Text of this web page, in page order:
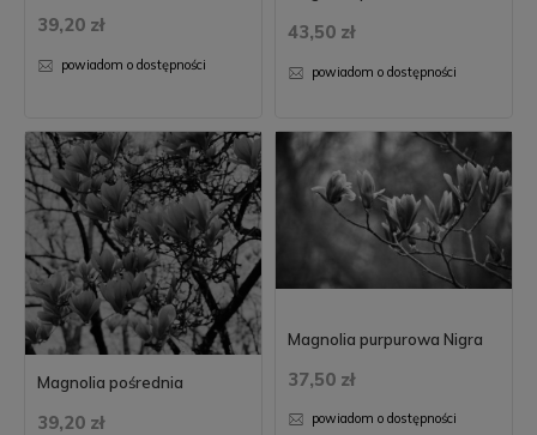
39,20 zł
powiadom o dostępności
43,50 zł
powiadom o dostępności
Magnolia pośrednia
39,20 zł
Magnolia purpurowa Nigra
37,50 zł
powiadom o dostępności